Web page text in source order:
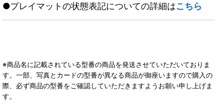
●プレイマットの状態表記についての詳細はこちら
※商品名に記載されている型番の商品を発送させていただいておりま
す。一部、写真とカードの型番が異なる商品が御座いますので購入の
際、必ず商品の型番をご確認していただきますようお願い申し上げま
す。